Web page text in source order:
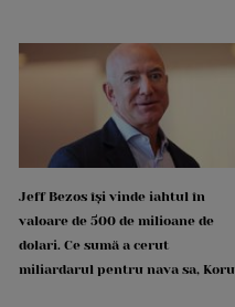
Jeff Bezos își vinde iahtul în
valoare de 500 de milioane de
dolari. Ce sumă a cerut
miliardarul pentru nava sa, Koru